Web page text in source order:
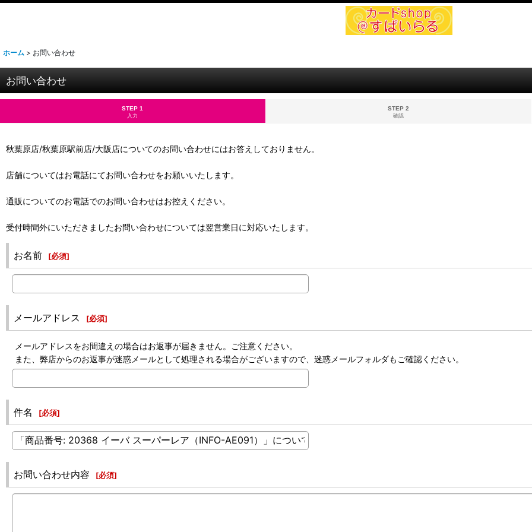
ホーム > お問い合わせ
お問い合わせ
STEP 1
入力
STEP 2
確認
秋葉原店/秋葉原駅前店/大阪店についてのお問い合わせにはお答えしておりません。
店舗についてはお電話にてお問い合わせをお願いいたします。
通販についてのお電話でのお問い合わせはお控えください。
受付時間外にいただきましたお問い合わせについては翌営業日に対応いたします。
お名前 [必須]
メールアドレス [必須]
メールアドレスをお間違えの場合はお返事が届きません。ご注意ください。
また、弊店からのお返事が迷惑メールとして処理される場合がございますので、迷惑メールフォルダもご確認ください。
件名 [必須]
お問い合わせ内容 [必須]